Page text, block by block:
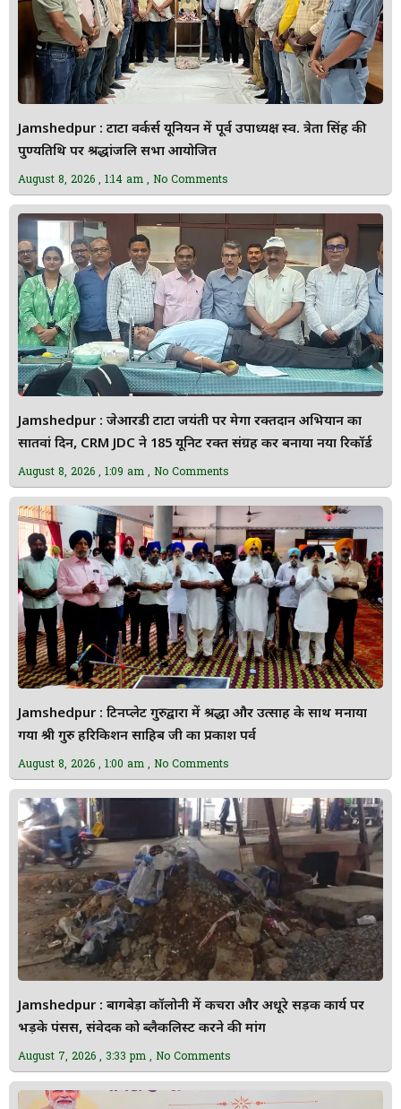
Jamshedpur : टाटा वर्कर्स यूनियन में पूर्व उपाध्यक्ष स्व. त्रेता सिंह की
पुण्यतिथि पर श्रद्धांजलि सभा आयोजित
August 8, 2026 1:14 am No Comments
Jamshedpur : जेआरडी टाटा जयंती पर मेगा रक्तदान अभियान का
सातवां दिन, CRM JDC ने 185 यूनिट रक्त संग्रह कर बनाया नया रिकॉर्ड
August 8, 2026 1:09 am No Comments
Jamshedpur : टिनप्लेट गुरुद्वारा में श्रद्धा और उत्साह के साथ मनाया
गया श्री गुरु हरिकिशन साहिब जी का प्रकाश पर्व
August 8, 2026 1:00 am No Comments
Jamshedpur : बागबेड़ा कॉलोनी में कचरा और अधूरे सड़क कार्य पर
भड़के पंसस, संवेदक को ब्लैकलिस्ट करने की मांग
August 7, 2026 3:33 pm No Comments